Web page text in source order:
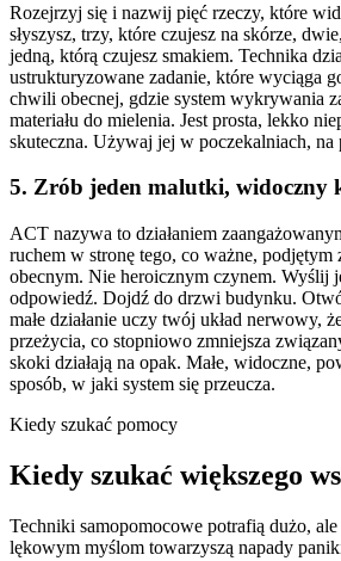
Rozejrzyj się i nazwij pięć rzeczy, które
słyszysz, trzy, które czujesz na skórze,
jedną, którą czujesz smakiem. Technika
ustrukturyzowane zadanie, które wyciąga
chwili obecnej, gdzie system wykrywania
materiału do mielenia. Jest prosta, lekko
skuteczna. Używaj jej w poczekalniach,
5. Zrób jeden malutki, widoczny
ACT nazywa to działaniem
ruchem w stronę tego, co ważne, podjętym
obecnym. Nie heroicznym czynem. Wyślij
odpowiedź. Dojdź do drzwi budynku.
małe działanie uczy twój układ nerwowy,
przeżycia, co stopniowo zmniejsza
skoki działają na opak. Małe, widoczne,
sposób, w jaki system się przeucza.
Kiedy szukać pomocy
Kiedy szukać większego
Techniki samopomocowe potrafią dużo, ale
lękowym myślom towarzyszą napady